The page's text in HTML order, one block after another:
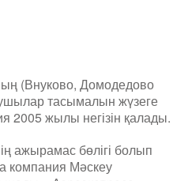
(Внуково, Домодедово
тасымалын жүзеге
2005 жылы негізін қалады.
ажырамас бөлігі болып
компания Мәскеу